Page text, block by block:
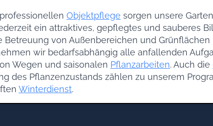
Objektpflege sorgen unsere
ein attraktives, gepflegtes und sauberes
Betreuung von Außenbereichen und
wir bedarfsabhängig alle anfallenden
Wegen und saisonalen Pflanzarbeiten. Auch die
des Pflanzenzustands zählen zu unserem
Winterdienst.